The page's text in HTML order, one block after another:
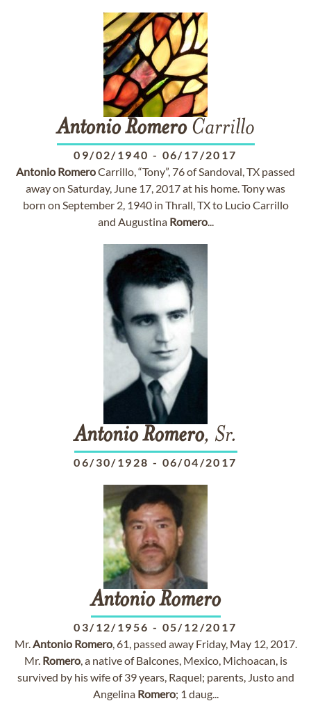
Antonio RomeroCarrillo
09/02/1940 - 06/17/2017
Antonio RomeroCarrillo, “Tony”, 76 of Sandoval, TX passed
away on Saturday, June 17, 2017 at his home. Tony was
born on September 2, 1940 in Thrall, TX to Lucio Carrillo
and Augustina Romero...
Antonio Romero, Sr.
06/30/1928 - 06/04/2017
Antonio Romero
03/12/1956 - 05/12/2017
Mr.Antonio Romero, 61, passed away Friday, May 12, 2017.
Mr. Romero, a native of Balcones, Mexico, Michoacan, is
survived by his wife of 39 years, Raquel; parents, Justo and
Angelina Romero; 1 daug...